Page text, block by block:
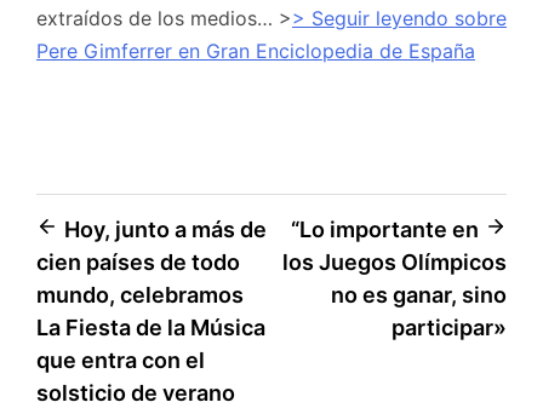
extraídos de los medios… >> Seguir leyendo sobre
Pere Gimferrer en Gran Enciclopedia de España
Navegación
de
entradas
Hoy, junto a más de
cien países de todo
mundo, celebramos
La Fiesta de la Música
que entra con el
solsticio de verano
“Lo importante en
los Juegos Olímpicos
no es ganar, sino
participar»